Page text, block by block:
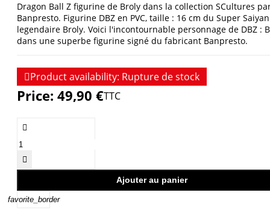
Dragon Ball Z figurine de Broly dans la collection SCultures
Banpresto. Figurine DBZ en PVC, taille : 16 cm du Super Saiyan
legendaire Broly. Voici l'incontournable personnage de DBZ :
dans une superbe figurine signé du fabricant Banpresto.
Price: 49,90 €TTC


Ajouter au panier
favorite_border
Product availability: Rupture de stock